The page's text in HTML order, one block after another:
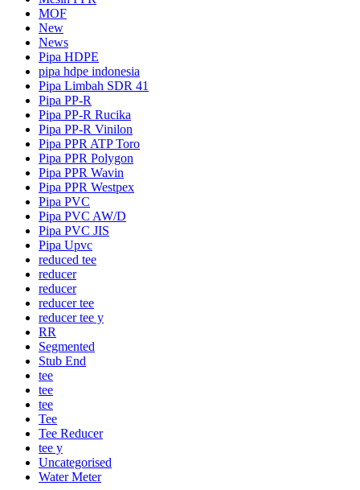
MOF
New
News
Pipa HDPE
pipa hdpe indonesia
Pipa Limbah SDR 41
Pipa PP-R
Pipa PP-R Rucika
Pipa PP-R Vinilon
Pipa PPR ATP Toro
Pipa PPR Polygon
Pipa PPR Wavin
Pipa PPR Westpex
Pipa PVC
Pipa PVC AW/D
Pipa PVC JIS
Pipa Upvc
reduced tee
reducer
reducer
reducer tee
reducer tee y
RR
Segmented
Stub End
tee
tee
tee
Tee
Tee Reducer
tee y
Uncategorised
Water Meter